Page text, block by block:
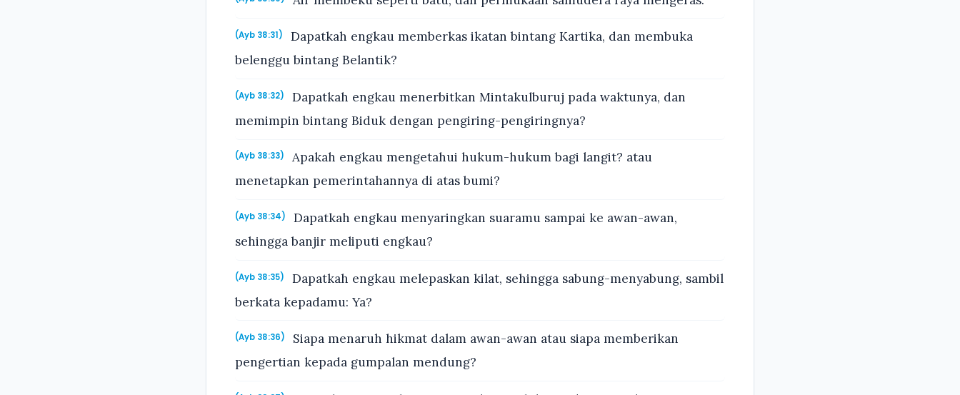
(Ayb 38:31)
Dapatkah engkau memberkas ikatan bintang Kartika, dan membuka
belenggu bintang Belantik?
(Ayb 38:32)
Dapatkah engkau menerbitkan Mintakulburuj pada waktunya, dan
memimpin bintang Biduk dengan pengiring-pengiringnya?
(Ayb 38:33)
Apakah engkau mengetahui hukum-hukum bagi langit? atau
menetapkan pemerintahannya di atas bumi?
(Ayb 38:34)
Dapatkah engkau menyaringkan suaramu sampai ke awan-awan,
sehingga banjir meliputi engkau?
(Ayb 38:35)
Dapatkah engkau melepaskan kilat, sehingga sabung-menyabung, sambil
berkata kepadamu: Ya?
(Ayb 38:36)
Siapa menaruh hikmat dalam awan-awan atau siapa memberikan
pengertian kepada gumpalan mendung?